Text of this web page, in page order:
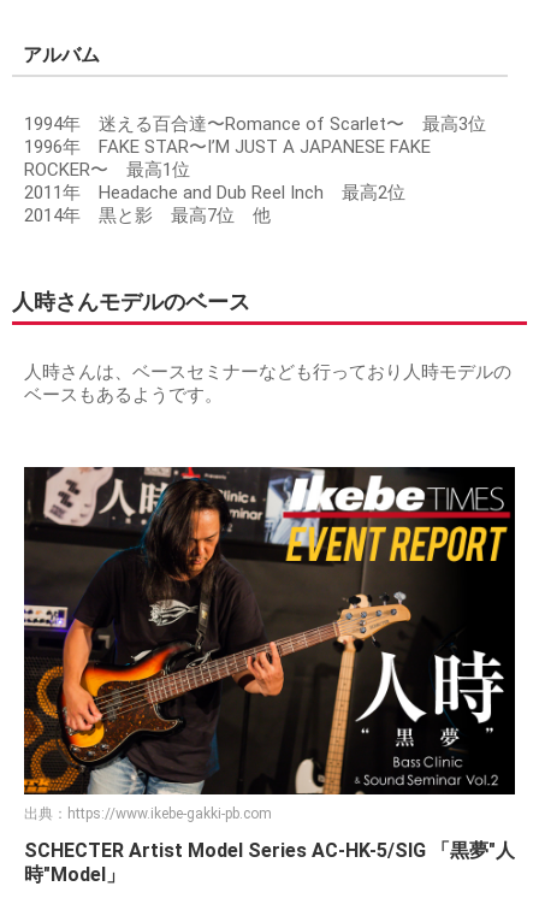
アルバム
1994年 迷える百合達〜Romance of Scarlet〜 最高3位
1996年 FAKE STAR〜I’M JUST A JAPANESE FAKE
ROCKER〜 最高1位
2011年 Headache and Dub Reel Inch 最高2位
2014年 黒と影 最高7位 他
人時さんモデルのベース
人時さんは、ベースセミナーなども行っており人時モデルの
ベースもあるようです。
出典： https://www.ikebe-gakki-pb.com
SCHECTER Artist Model Series AC-HK-5/SIG 「黒夢"人
時"Model」